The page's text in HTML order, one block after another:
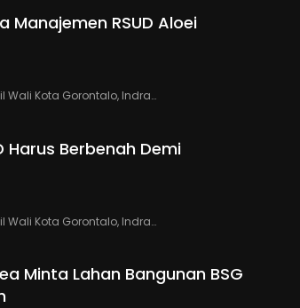
RSUD Aloei
Wali Kota Gorontalo, Indra…
Berbenah Demi
Wali Kota Gorontalo, Indra…
Minta Lahan Bangunan BSG